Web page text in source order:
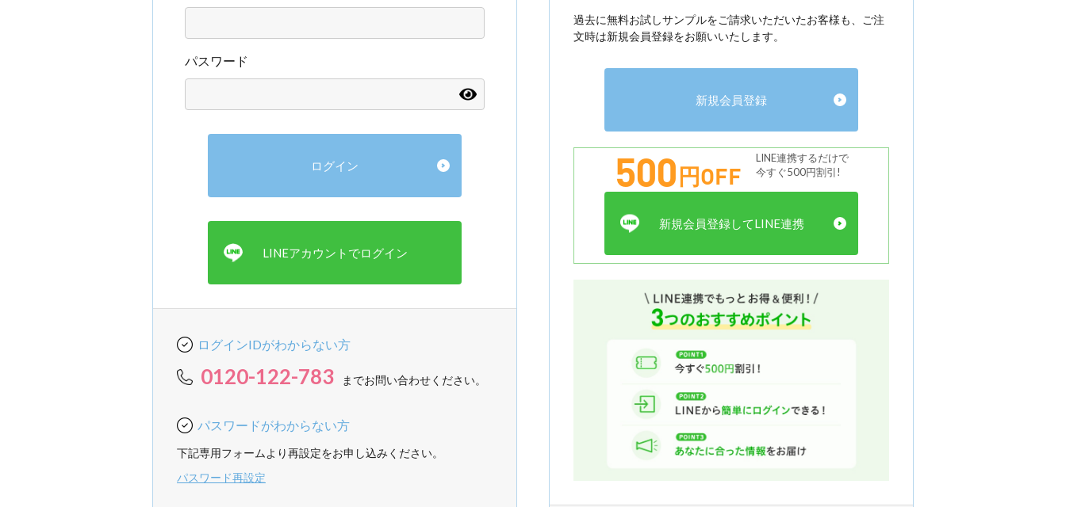
パスワード
ログインIDがわからない方
0120-122-783 までお問い合わせください。
パスワードがわからない方
下記専用フォームより再設定をお申し込みください。
パスワード再設定
過去に無料お試しサンプルをご請求いただいたお客様も、ご注
文時は新規会員登録をお願いいたします。
新規会員登録
500円OFF
LINE連携するだけで
今すぐ500円割引!
新規会員登録してLINE連携